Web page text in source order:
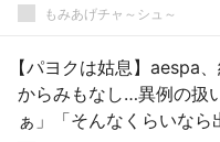
もみあげチャ～シュ～
【パヨクは姑息】aespa
からみもなし…異例の扱
ぁ」「そんなくらいなら